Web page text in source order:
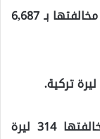
– قيادة سيارة بلوحة مرورية مزورة ستكون مخالفتها بـ 6,687
– عدم الاحتفاظ برخصة القيادة تبلغ مخالفتها 314 ليرة